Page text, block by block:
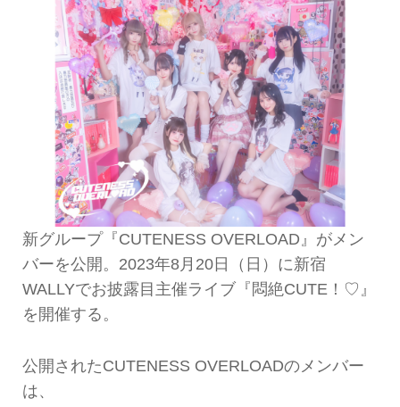
新グループ『CUTENESS OVERLOAD』がメン
バーを公開。2023年8月20日（日）に新宿
WALLYでお披露目主催ライブ『悶絶CUTE！♡』
を開催する。
公開されたCUTENESS OVERLOADのメンバー
は、